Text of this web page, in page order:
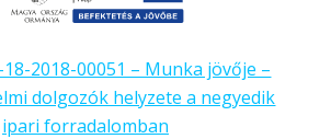
18-2018-00051 – Munka jövője –
dolgozók helyzete a negyedik
ipari forradalomban